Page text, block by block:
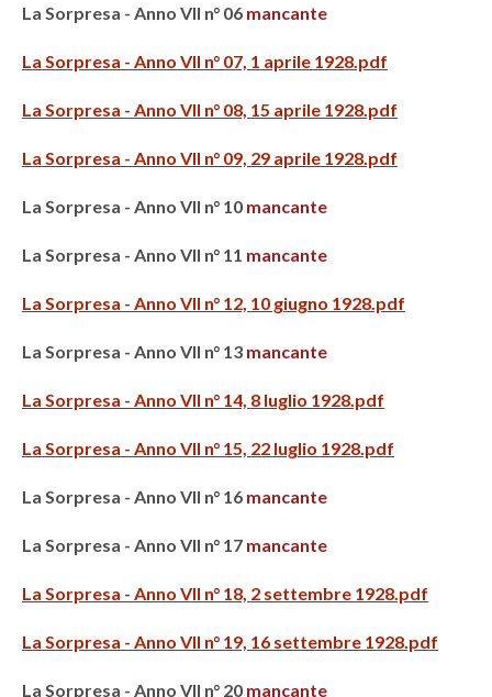
La Sorpresa - Anno VII n° 06 mancante
La Sorpresa - Anno VII n° 07, 1 aprile 1928.pdf
La Sorpresa - Anno VII n° 08, 15 aprile 1928.pdf
La Sorpresa - Anno VII n° 09, 29 aprile 1928.pdf
La Sorpresa - Anno VII n° 10 mancante
La Sorpresa - Anno VII n° 11 mancante
La Sorpresa - Anno VII n° 12, 10 giugno 1928.pdf
La Sorpresa - Anno VII n° 13 mancante
La Sorpresa - Anno VII n° 14, 8 luglio 1928.pdf
La Sorpresa - Anno VII n° 15, 22 luglio 1928.pdf
La Sorpresa - Anno VII n° 16 mancante
La Sorpresa - Anno VII n° 17 mancante
La Sorpresa - Anno VII n° 18, 2 settembre 1928.pdf
La Sorpresa - Anno VII n° 19, 16 settembre 1928.pdf
La Sorpresa - Anno VII n° 20 mancante